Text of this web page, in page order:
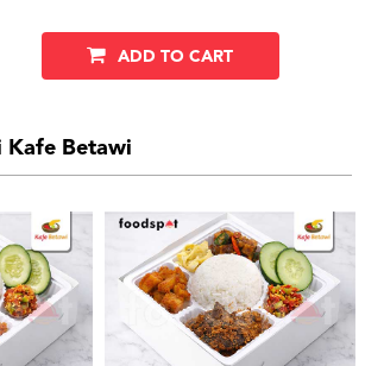
ADD TO CART
Kafe Betawi